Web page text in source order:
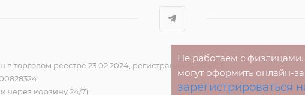
торговом реестре 23.02.2024, регистрация № 574713
через корзину 24/7)
Не работаем с
могут оформить онлайн-
зарегистрироваться